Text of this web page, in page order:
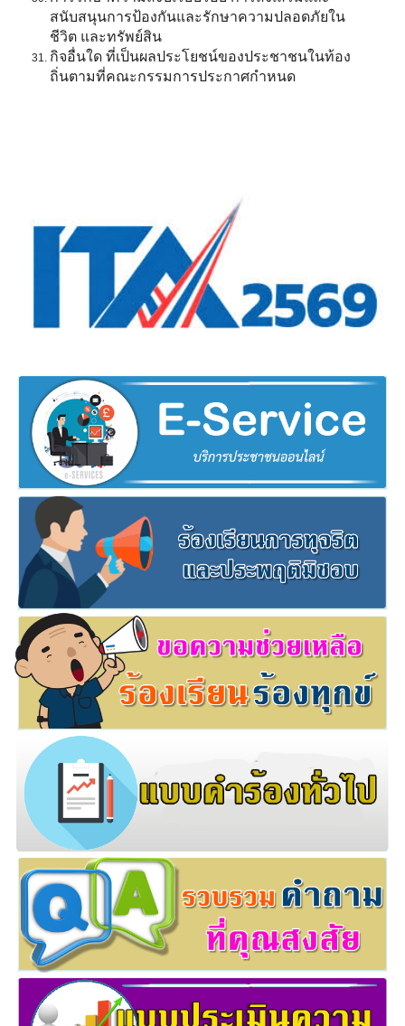
สนับสนุนการป้องกันและรักษาความปลอดภัยใน
ชีวิต และทรัพย์สิน
กิจอื่นใด ที่เป็นผลประโยชน์ของประชาชนในท้อง
ถิ่นตามที่คณะกรรมการประกาศกำหนด